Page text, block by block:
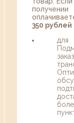
350 рублей
для